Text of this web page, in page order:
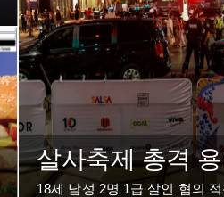
살사축제 총격
18세 남성 2명 1급 살인 혐의 적